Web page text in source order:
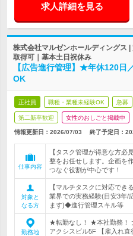
求人詳細を見る
株式会社マルゼンホールディングス
取得可｜基本土日祝休み
【広告進行管理】★年休120日
OK
正社員 職種・業種未経験OK 急募
第二新卒歓迎 女性のおしごと掲載中
情報更新日：2026/07/03 終了予定日：
仕事内容
【タスク管理が得意な方必
整をお任せします。企画を
つなぐ役割が中心です！
対象と
なる方
【マルチタスクに対応で
業界での実務経験(目安3年/
ます)◆進行管理スキル等
勤務地
★転勤なし！ ★本社勤務！
アクシスビル5F 【雇入れ直